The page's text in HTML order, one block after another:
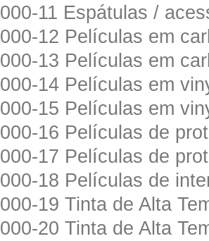
000-11 Espátulas /
000-12 Películas em
000-13 Películas em
000-14 Películas em
000-15 Películas em
000-16 Películas de
000-17 Películas de
000-18 Películas de
000-19 Tinta de Alta
000-20 Tinta de Alta